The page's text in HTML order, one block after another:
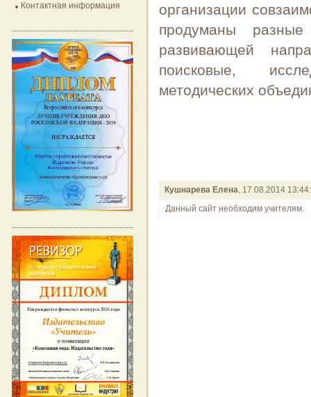
организации
продуманы
развивающей
поисковые,
методических
Кушнарева Елена, 17.08.2014
Данный сайт необходим учителям.
Контактная информация